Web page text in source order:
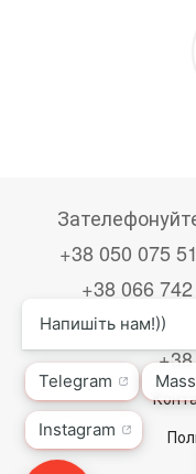
+38 050 075
+38 066